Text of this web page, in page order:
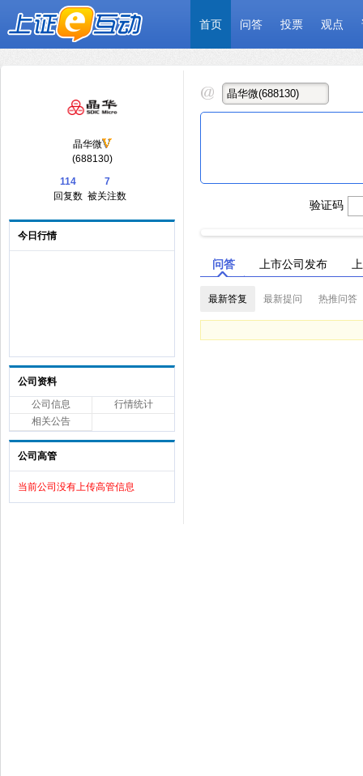
首页 问答 投票 观点
晶华微
(688130)
114
回复数
7
被关注数
今日行情
公司资料
公司信息
行情统计
相关公告
公司高管
当前公司没有上传高管信息
验证码
问答 上市公司发布
最新答复 最新提问 热推问答